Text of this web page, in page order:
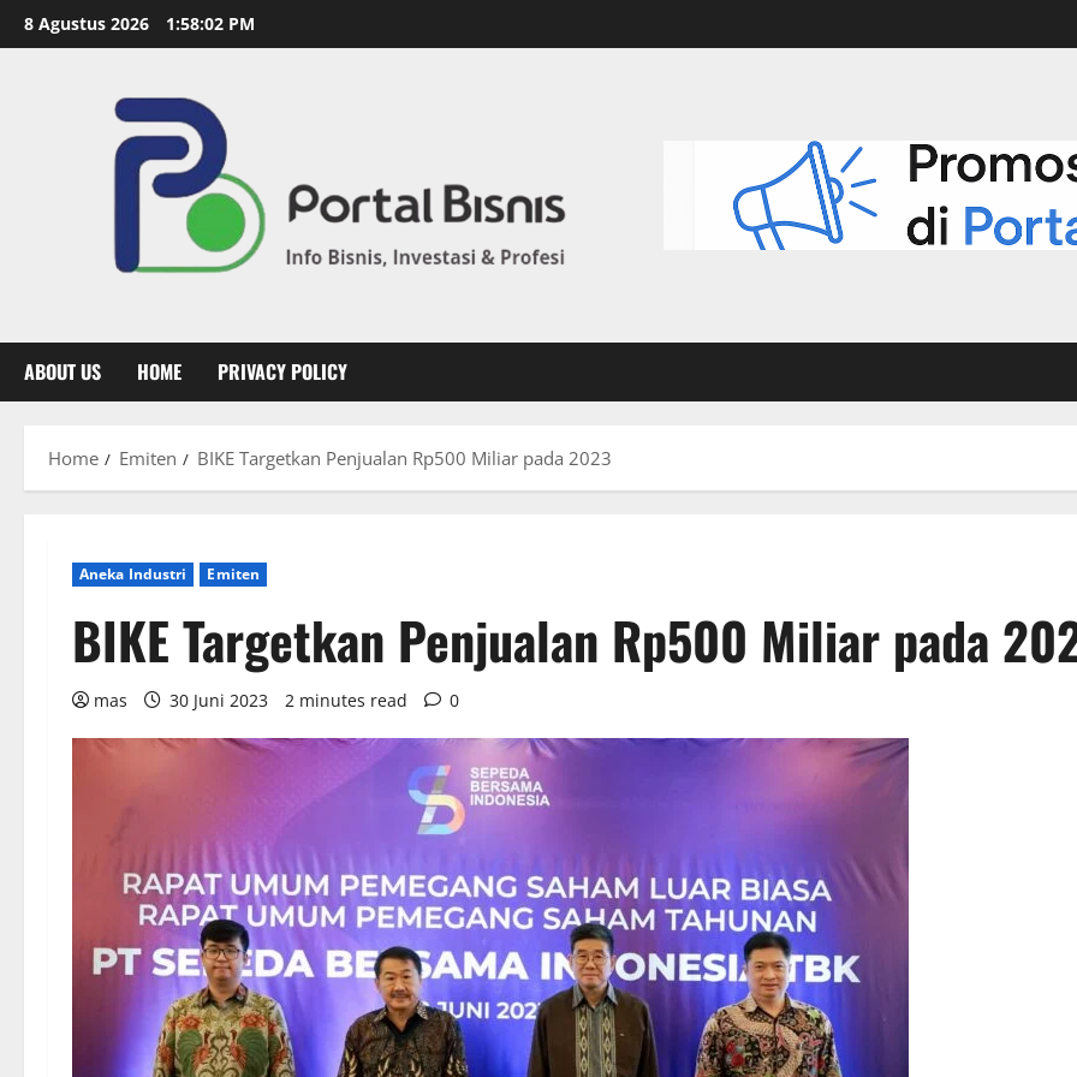
8 Agustus 2026 1:58:03 PM
ABOUT US HOME PRIVACY POLICY
Home Emiten BIKE Targetkan Penjualan Rp500 Miliar pada 2023
Aneka Industri Emiten
BIKE Targetkan Penjualan Rp500 Miliar pada
mas 30 Juni 2023 2 minutes read 0